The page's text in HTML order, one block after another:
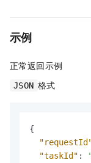
示例
正常返回示例
JSON 格式
{
"taskId" :